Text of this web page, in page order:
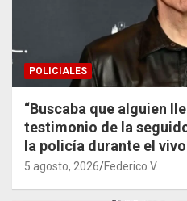
POLICIALES
“Buscaba que alguien
testimonio de la
la policía durante el
5 agosto, 2026 Federico V.